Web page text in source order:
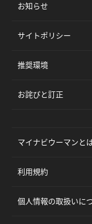
お知らせ
サイトポリシー
推奨環境
お詫びと訂正
マイナビウーマンと
利用規約
個人情報の取扱いに